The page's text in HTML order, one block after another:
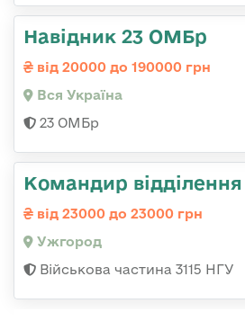
Навідник 23 ОМБр
від 20000 до 190000 грн
Вся Україна
23 ОМБр
Командир відділення
від 23000 до 23000 грн
Ужгород
Військова частина 3115 НГУ